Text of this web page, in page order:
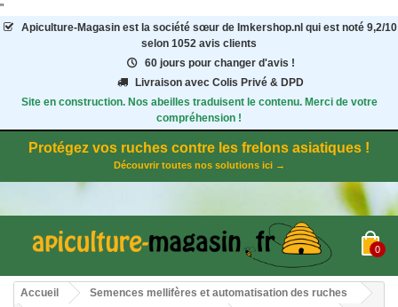
"
Apiculture-Magasinest la société sœur de Imkershop.nl qui est noté 9,2/10
selon 1052 avis clients
60 jours pour changer d'avis !
Livraison avec Colis Privé & DPD
Site en construction. Nos abeilles traduisent le contenu. Merci de votre
compréhension !
Protégez vos ruches contre les frelons asiatiques !
Découvrir toutes nos solutions ici →
0
Accueil
Semences mellifères et automatisation des ruches